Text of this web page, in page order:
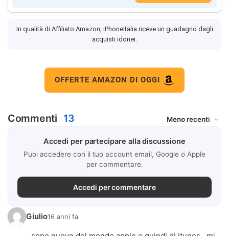
In qualità di Affiliato Amazon, iPhoneItalia riceve un guadagno dagli
acquisti idonei.
OFFERTE AMAZON DI OGGI
Commenti 13
Accedi per partecipare alla discussione
Puoi accedere con il tuo account email, Google o Apple
per commentare.
Accedi per commentare
Giulio16 anni fa